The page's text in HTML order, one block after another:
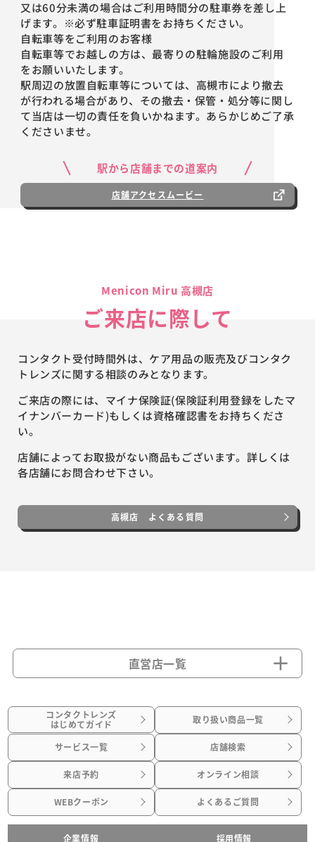
又は60分未満の場合はご利用時間分の駐車券を差し上
げます。※必ず駐車証明書をお持ちください。
自転車等をご利用のお客様
自転車等でお越しの方は、最寄りの駐輪施設のご利用
をお願いいたします。
駅周辺の放置自転車等については、高槻市により撤去
が行われる場合があり、その撤去・保管・処分等に関し
て当店は一切の責任を負いかねます。あらかじめご了承
くださいませ。
駅から店舗までの道案内
店舗アクセスムービー
Menicon Miru 高槻店
ご来店に際して
コンタクト受付時間外は、ケア用品の販売及びコンタク
トレンズに関する相談のみとなります。
ご来店の際には、マイナ保険証(保険証利用登録をしたマ
イナンバーカード)もしくは資格確認書をお持ちくださ
い。
店舗によってお取扱がない商品もございます。詳しくは
各店舗にお問合わせ下さい。
高槻店 よくある質問
直営店一覧
コンタクトレンズ
はじめてガイド 取り扱い商品一覧
サービス一覧 店舗検索
来店予約 オンライン相談
WEBクーポン よくあるご質問
企業情報 採用情報